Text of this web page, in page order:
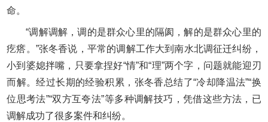
命。
“调解调解，调的是群众心里的隔阂，解的是群众心里的
疙瘩。”张冬香说，平常的调解工作大到南水北调征迁纠纷，
小到婆媳拌嘴，只要拿捏好“情”和“理”两个字，问题就能迎刃
而解。经过长期的经验积累，张冬香总结了“冷却降温法”“换
位思考法”“双方互夸法”等多种调解技巧，凭借这些方法，已
调解成功了很多案件和纠纷。